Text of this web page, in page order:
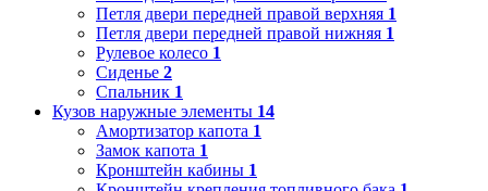
Петля двери передней правой верхняя 1
Петля двери передней правой нижняя 1
Рулевое колесо 1
Сиденье 2
Спальник 1
Кузов наружные элементы 14
Амортизатор капота 1
Замок капота 1
Кронштейн кабины 1